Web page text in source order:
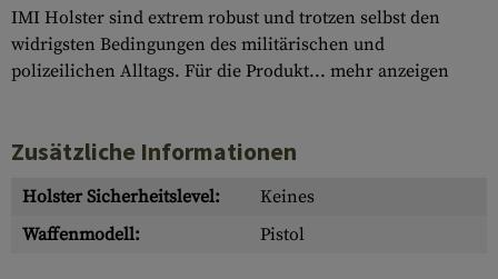
IMI Holster sind extrem robust und trotzen selbst den
widrigsten Bedingungen des militärischen und
polizeilichen Alltags. Für die Produkt... mehr anzeigen
Zusätzliche Informationen
Holster Sicherheitslevel:
Keines
Waffenmodell:
Pistol